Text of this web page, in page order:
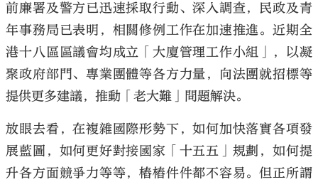
前廉署及警方已迅速採取行動、深入調查，民政及青
年事務局已表明，相關修例工作在加速推進。近期全
港十八區區議會均成立「大廈管理工作小組」，以凝
聚政府部門、專業團體等各方力量，向法團就招標等
提供更多建議，推動「老大難」問題解決。
放眼去看，在複雜國際形勢下，如何加快落實各項發
展藍圖，如何更好對接國家「十五五」規劃，如何提
升各方面競爭力等等，樁樁件件都不容易。但正所謂